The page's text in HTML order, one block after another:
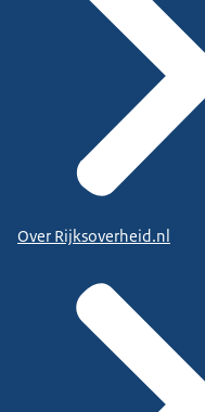
Over Rijksoverheid.nl